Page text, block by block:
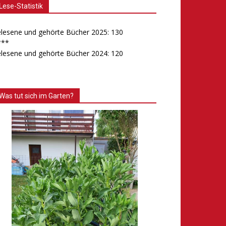
Lese-Statistik
und gehörte Bücher 2025: 130
und gehörte Bücher 2024: 120
tut sich im Garten?